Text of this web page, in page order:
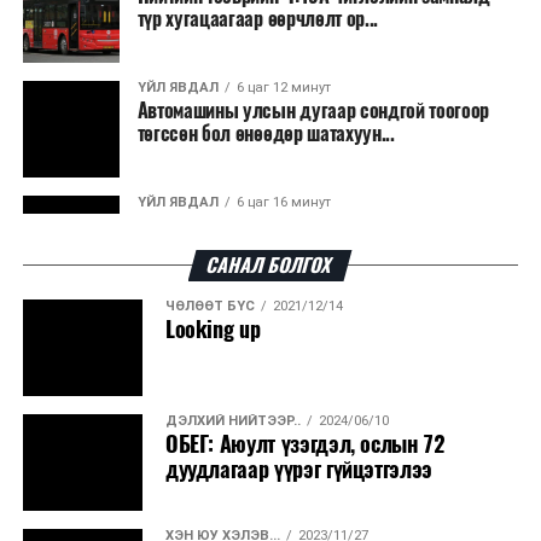
байна. Тухайлбал, Германд лаг шатаах үйлдвэрээс
гарсан үнснээс фосфор сэргээн авах технологи
ашигладаг бол Нидерландад төвлөрсөн лаг
боловсруулах үйлдвэрүүдээр дулаан, цахилгаан
эрчим хүч үйлдвэрлэдэг.
Ийнхүү лаг хатаах, шатаах технологийг лагийн
үйлдвэрлэх, нөөцийг дахин ашиглах чиглэлээр олон
улсад өргөн ашиглаж байна.
түр хугацаагаар өөрчлөлт ор...
ҮЙЛ ЯВДАЛ 6 цаг 12 минут
Автомашины улсын дугаар сондгой тоогоор
төгссөн бол өнөөдөр шатахуун...
ҮЙЛ ЯВДАЛ 6 цаг 16 минут
ДЭЛХИЙ НИЙТЭЭР..
“Уралдронзавод” компанийн ерөнхий
ҮЙЛ ЯВДАЛ
Сүхбаатар боомтоор тав хоногт 10 мянга гаруй
тонн АИ-92 автобензин и...
САНАЛ БОЛГОХ
ЧӨЛӨӨТ БҮС 2021/12/14
Looking up
ДЭЛХИЙ НИЙТЭЭР.. 2024/06/10
ОБЕГ: Аюулт үзэгдэл, ослын 72
дуудлагаар үүрэг гүйцэтгэлээ
ХЭН ЮУ ХЭЛЭВ... 2023/11/27